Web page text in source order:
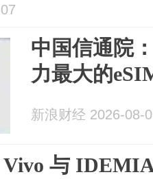
中国信通院
力最大的
新浪财经 2026-08-
Vivo 与